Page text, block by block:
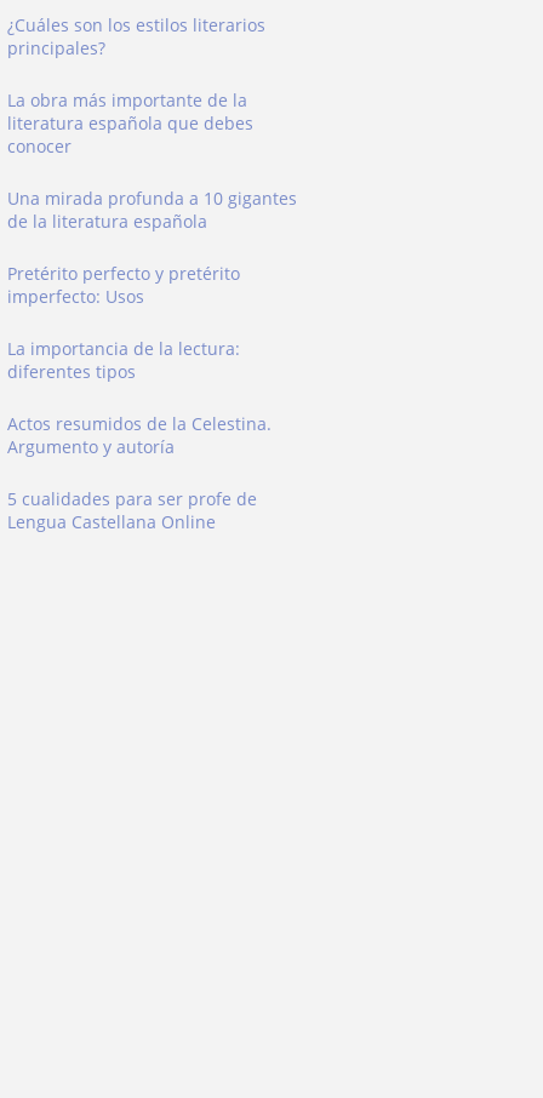
¿Cuáles son los estilos literarios
principales?
La obra más importante de la
literatura española que debes
conocer
Una mirada profunda a 10 gigantes
de la literatura española
Pretérito perfecto y pretérito
imperfecto: Usos
La importancia de la lectura:
diferentes tipos
Actos resumidos de la Celestina.
Argumento y autoría
5 cualidades para ser profe de
Lengua Castellana Online